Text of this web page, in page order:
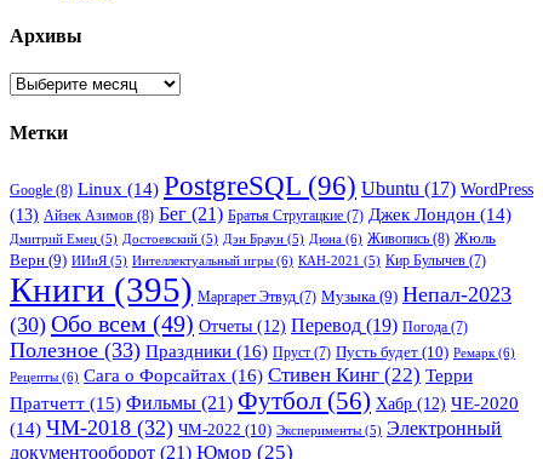
Архивы
Архивы
Метки
Google (8) Linux (14) PostgreSQL (96) Ubuntu (17) WordPress
(13) Айзек Азимов (8) Бег (21) Братья Стругацкие (7) Джек Лондон (14)
Дмитрий Емец (5) Достоевский (5) Дэн Браун (5) Дюна (6) Живопись (8) Жюль
Верн (9) ИИиЯ (5) Интеллектуальный игры (6) КАН-2021 (5) Кир Булычев (7)
Книги (395) Маргарет Этвуд (7) Музыка (9) Непал-2023
(30) Обо всем (49) Отчеты (12) Перевод (19) Погода (7)
Полезное (33) Праздники (16) Пруст (7) Пусть будет (10) Ремарк (6)
Рецепты (6) Сага о Форсайтах (16) Стивен Кинг (22) Терри
Пратчетт (15) Фильмы (21) Футбол (56) Хабр (12) ЧЕ-2020
(14) ЧМ-2018 (32) ЧМ-2022 (10) Эксперименты (5) Электронный
документооборот (21) Юмор (25)